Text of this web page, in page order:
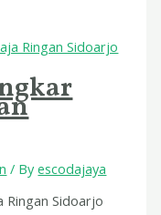
/ Byescodajaya
Ringan Sidoarjo